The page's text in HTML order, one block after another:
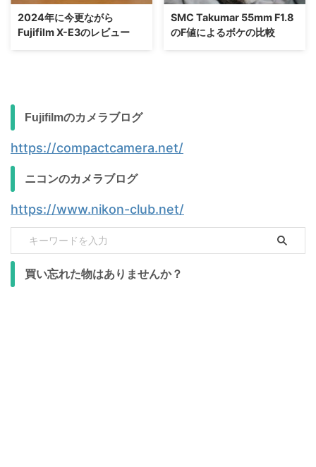
2024年に今更ながら
Fujifilm X-E3のレビュー
SMC Takumar 55mm F1.8
のF値によるボケの比較
Fujifilmのカメラブログ
https://compactcamera.net/
ニコンのカメラブログ
https://www.nikon-club.net/
買い忘れた物はありませんか？